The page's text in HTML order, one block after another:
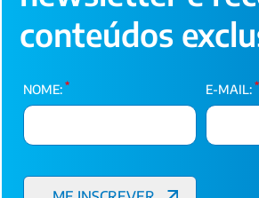
conteúdos
NOME: * E-MAIL: *